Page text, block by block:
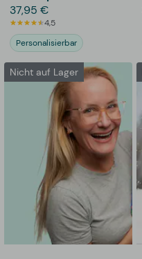
Bildern
37,95 €
4,5
Personalisierbar
Nicht auf Lager